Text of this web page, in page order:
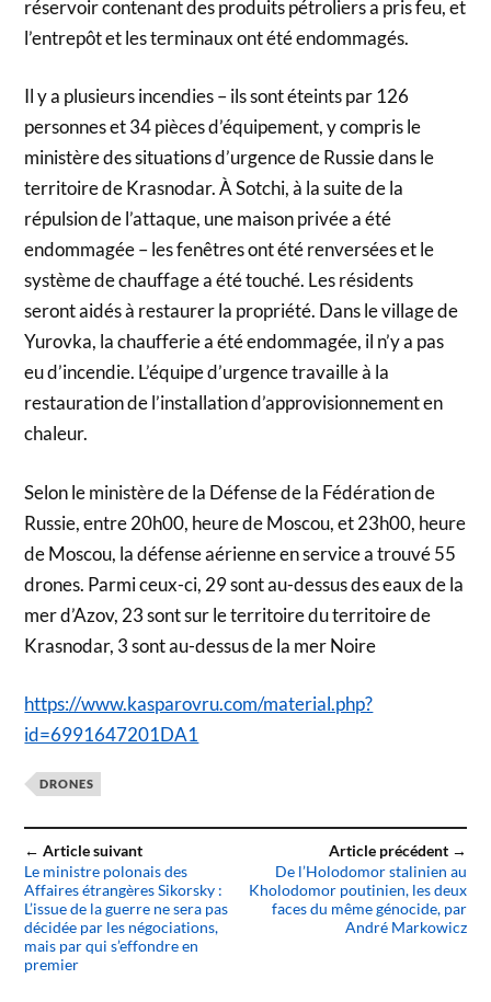
réservoir contenant des produits pétroliers a pris feu, et
l’entrepôt et les terminaux ont été endommagés.
Il y a plusieurs incendies – ils sont éteints par 126
personnes et 34 pièces d’équipement, y compris le
ministère des situations d’urgence de Russie dans le
territoire de Krasnodar. À Sotchi, à la suite de la
répulsion de l’attaque, une maison privée a été
endommagée – les fenêtres ont été renversées et le
système de chauffage a été touché. Les résidents
seront aidés à restaurer la propriété. Dans le village de
Yurovka, la chaufferie a été endommagée, il n’y a pas
eu d’incendie. L’équipe d’urgence travaille à la
restauration de l’installation d’approvisionnement en
chaleur.
Selon le ministère de la Défense de la Fédération de
Russie, entre 20h00, heure de Moscou, et 23h00, heure
de Moscou, la défense aérienne en service a trouvé 55
drones. Parmi ceux-ci, 29 sont au-dessus des eaux de la
mer d’Azov, 23 sont sur le territoire du territoire de
Krasnodar, 3 sont au-dessus de la mer Noire
https://www.kasparovru.com/material.php?
id=6991647201DA1
DRONES
← Article suivant
Le ministre polonais des
Affaires étrangères Sikorsky :
L’issue de la guerre ne sera pas
décidée par les négociations,
mais par qui s’effondre en
premier
Article précédent →
De l’Holodomor stalinien au
Kholodomor poutinien, les deux
faces du même génocide, par
André Markowicz